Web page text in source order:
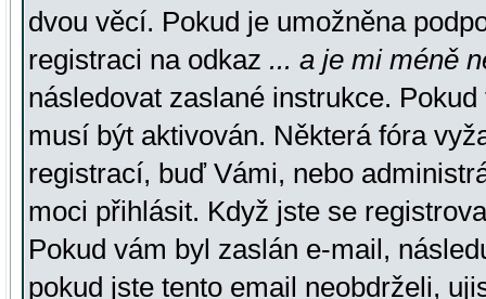
dvou věcí. Pokud je umožněna
registraci na odkaz ... a je mi méně
následovat zaslané instrukce.
musí být aktivován. Některá fóra
registrací, buď Vámi, nebo
moci přihlásit. Když jste se
Pokud vám byl zaslán e-mail,
pokud jste tento email neobdrželi,